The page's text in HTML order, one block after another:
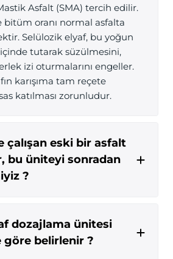
Asfalt (SMA) tercih edilir.
oranı normal asfalta
Selülozik elyaf, bu yoğun
tutarak süzülmesini,
izi oturmalarını engeller.
karışıma tam reçete
katılması zorunludur.
çalışan eski bir asfalt
bu üniteyi sonradan
?
dozajlama ünitesi
göre belirlenir ?